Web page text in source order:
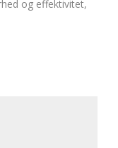
og effektivitet,